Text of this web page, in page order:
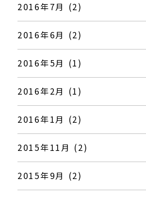
2016年7月 (2)
2016年6月 (2)
2016年5月 (1)
2016年2月 (1)
2016年1月 (2)
2015年11月 (2)
2015年9月 (2)